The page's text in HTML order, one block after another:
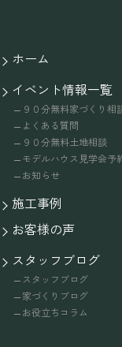
ホーム
イベント情報一覧
９０分無料家づくり相
よくある質問
９０分無料土地相談
モデルハウス見学会予
お知らせ
施工事例
お客様の声
スタッフブログ
スタッフブログ
家づくりブログ
お役立ちコラム